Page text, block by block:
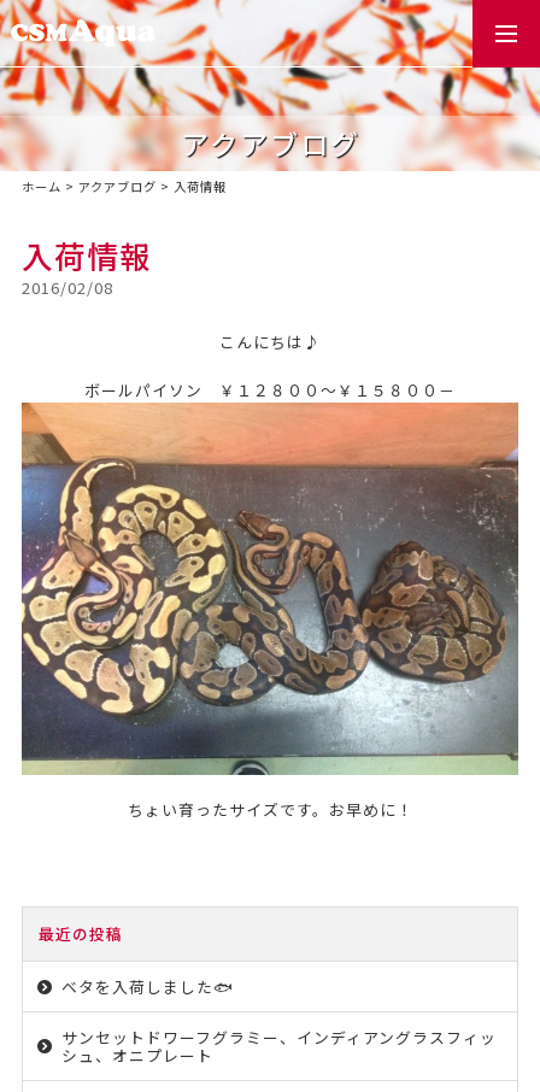
アクアブログ
ホーム > アクアブログ > 入荷情報
入荷情報
2016/02/08
こんにちは♪
ボールパイソン ￥１２８００～￥１５８００－
ちょい育ったサイズです。お早めに！
最近の投稿
ベタを入荷しました🐟
サンセットドワーフグラミー、インディアングラスフィッ
シュ、オニプレート